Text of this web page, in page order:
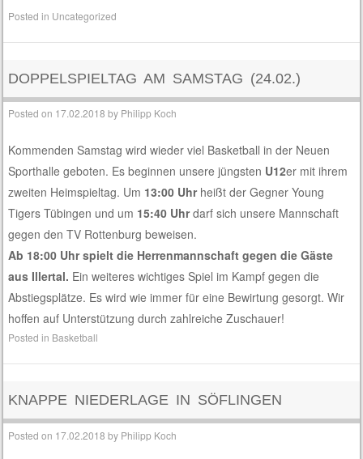
Posted in Uncategorized
DOPPELSPIELTAG AM SAMSTAG (24.02.)
Posted on 17.02.2018 by Philipp Koch
Kommenden Samstag wird wieder viel Basketball in der Neuen
Sporthalle geboten. Es beginnen unsere jüngsten U12er mit ihrem
zweiten Heimspieltag. Um 13:00 Uhrheißt der Gegner Young
Tigers Tübingen und um 15:40 Uhrdarf sich unsere Mannschaft
gegen den TV Rottenburg beweisen.
Ab 18:00 Uhr spielt die Herrenmannschaft gegen die Gäste
aus Illertal. Ein weiteres wichtiges Spiel im Kampf gegen die
Abstiegsplätze. Es wird wie immer für eine Bewirtung gesorgt. Wir
hoffen auf Unterstützung durch zahlreiche Zuschauer!
Posted in Basketball
KNAPPE NIEDERLAGE IN SÖFLINGEN
Posted on 17.02.2018 by Philipp Koch